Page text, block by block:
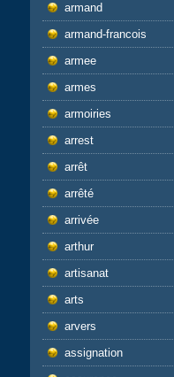
armand
armand-francois
armee
armes
armoiries
arrest
arrêt
arrêté
arrivée
arthur
artisanat
arts
arvers
assignation